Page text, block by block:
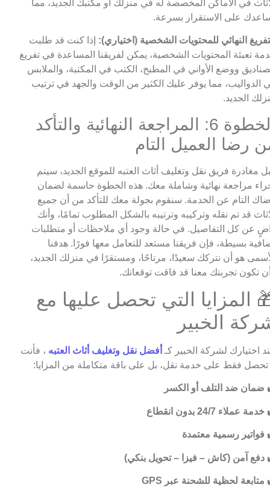
في الأماكن المخصصة له في منزلك أو مكتبك الجديد، مما
على الاستقرار بسرعة.
النهائي للمحتويات الشخصية (اختياري): إذا كنت قد طلبت
تعبئة المحتويات الشخصية، يمكن لفريقنا المساعدة في تفريغ
ووضع الأواني في المطبخ، الكتب في المكتبة، والملابس
الدواليب، مما يوفر عليك الكثير من الوقت والجهد في ترتيب
الجديد.
الخطوة 6: المراجعة النهائية والتأكد
رضا العميل التام
مغادرة فريق نقل وتغليف أثاث العتبه للموقع الجديد، سيتم
مراجعة نهائية وشاملة معك. هذه الخطوة حاسمة لضمان
التام عن الخدمة. سنقوم بجولة معك للتأكد من أن جميع
قد تم نقله وتركيبه وترتيبه بالشكل المطلوب تمامًا، وأنك
عن كل التفاصيل. في حالة وجود أي ملاحظات أو متطلبات
بسيطة، فإن فريقنا مستعد للتعامل معها فورًا. هدفنا
هو أن نتركك سعيدًا، مرتاحًا، ومستقرًا في منزلك الجديد،
تكون تجربتك معنا قد فاقت توقعاتك.
المزايا التي تحصل عليها مع
الخبير
اختيارك لشركة الخبير كـ أفضل نقل وتغليف أثاث العتبه ، فأنت
تحصل فقط على خدمة نقل، بل على باقة متكاملة من المزايا:
ضمان ضد التلف أو الكسر
خدمة عملاء 24/7 بدون انقطاع
فواتير رسمية معتمدة
دفع آمن (كاش – فيزا – تحويل بنكي)
متابعة لحظية للشحنة عبر GPS